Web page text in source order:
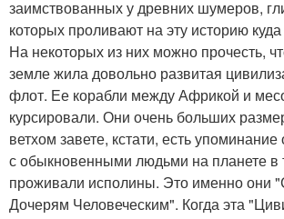
заимствованных у древних шумеров,
которых проливают на эту историю
На некоторых из них можно прочесть,
земле жила довольно развитая
флот. Ее корабли между Африкой и
курсировали. Они очень больших
ветхом завете, кстати, есть
с обыкновенными людьми на планете в
проживали исполины. Это именно они
Дочерям Человеческим". Когда эта